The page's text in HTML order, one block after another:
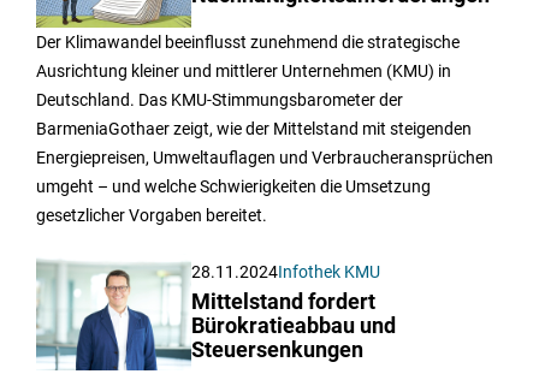
Der Klimawandel beeinflusst zunehmend die strategische
Ausrichtung kleiner und mittlerer Unternehmen (KMU) in
Deutschland. Das KMU-Stimmungsbarometer der
BarmeniaGothaer zeigt, wie der Mittelstand mit steigenden
Energiepreisen, Umweltauflagen und Verbraucheransprüchen
umgeht – und welche Schwierigkeiten die Umsetzung
gesetzlicher Vorgaben bereitet.
28.11.2024Infothek KMU
Mittelstand fordert
Bürokratieabbau und
Steuersenkungen